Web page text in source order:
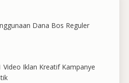
Dana Bos Reguler
Video Iklan Kreatif Kampanye